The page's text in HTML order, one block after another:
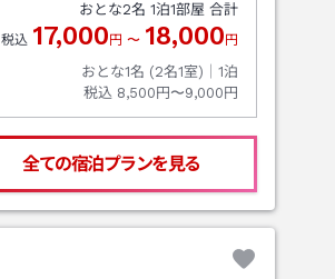
おとな2名 1泊1部屋 合計
税込 17,000 円 〜 18,000 円
おとな1名 (2名1室)｜ 1泊
税込 8,500円〜9,000円
全ての宿泊プランを見る